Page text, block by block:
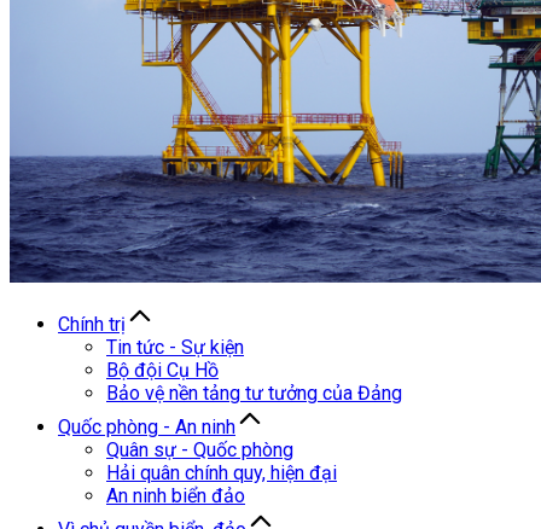
Chính trị
Tin tức - Sự kiện
Bộ đội Cụ Hồ
Bảo vệ nền tảng tư tưởng của Đảng
Quốc phòng - An ninh
Quân sự - Quốc phòng
Hải quân chính quy, hiện đại
An ninh biển đảo